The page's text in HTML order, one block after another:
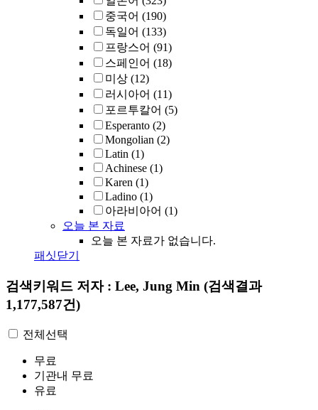
중국어 (190)
독일어 (133)
프랑스어 (91)
스페인어 (18)
미상 (12)
러시아어 (11)
포르투칼어 (5)
Esperanto (2)
Mongolian (2)
Latin (1)
Achinese (1)
Karen (1)
Ladino (1)
아라비아어 (1)
오늘 본 자료
오늘 본 자료가 없습니다.
패싯닫기
검색키워드 저자 : Lee, Jung Min (검색결과
1,177,587건)
전체선택
무료
기관내 무료
유료